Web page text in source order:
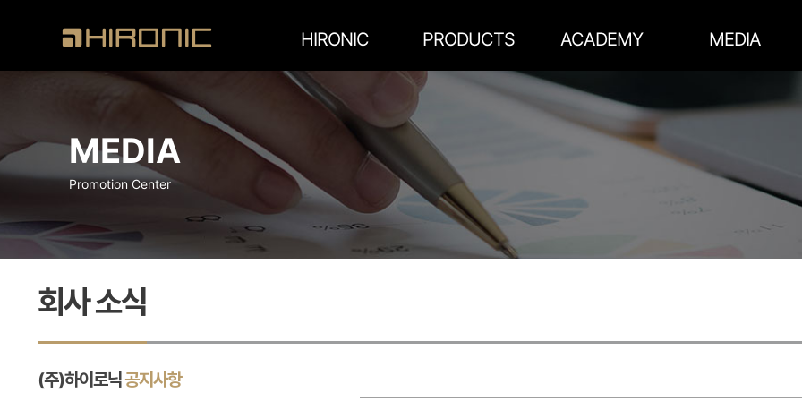
HIRONIC PRODUCTS ACADEMY MEDIA
MEDIA
Promotion Center
회사 소식
(주)하이로닉공지사항